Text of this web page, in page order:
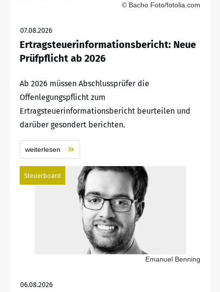
© Bacho Foto/fotolia.com
07.08.2026
Ertragsteuerinformationsbericht: Neue
Prüfpflicht ab 2026
Ab 2026 müssen Abschlussprüfer die
Offenlegungspflicht zum
Ertragsteuerinformationsbericht beurteilen und
darüber gesondert berichten.
weiterlesen
Steuerboard
Emanuel Benning
06.08.2026